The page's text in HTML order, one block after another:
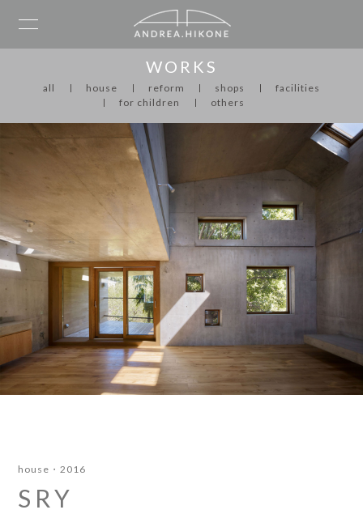
WORKS
all house reform shops
facilities
for children
others
house 2016
SRY